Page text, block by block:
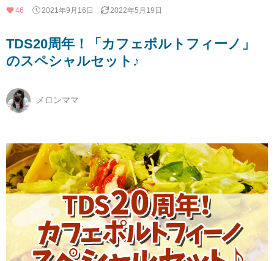
46 2021年9月16日 2022年5月19日
TDS20周年！「カフェポルトフィーノ」
のスペシャルセット♪
メロンママ